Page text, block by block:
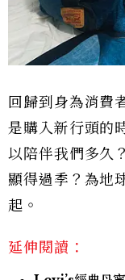
回歸到身為消費
是購入新行頭的
以陪伴我們多久
顯得過季？為地
起。
延伸閱讀：